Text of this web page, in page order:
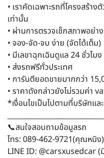
• เราคัดเฉพาะรถที่โครงสร้า
เท่านั้น
• ผ่านการตรวจเช็กสภาพอย่
• จอง-จัด-จบ ง่าย (จัดได้เต็ม)
• มีเลขาฉุกเฉินดูแล 24 ชั่วโม
• ส่งรถฟรีทั่วประเทศ
• การันตียอดขายมากกว่า
• ราคาดังกล่าวยังไม่รวมค่า
*เงื่อนไขเป็นไปตามที่บริษัทแ
📞สนใจสอบถามข้อมูลรถ
โทร: 089-462-9721(คุณหนิง)
LINE ID: @carsxusedcar (